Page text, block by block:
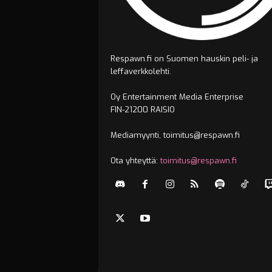
Respawn.fi on Suomen hauskin peli- ja
leffaverkkolehti.
Oy Entertainment Media Enterprise
FIN-21200 RAISIO
Mediamyynti, toimitus@respawn.fi
Ota yhteyttä:toimitus@respawn.fi